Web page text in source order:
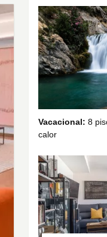
Vacacional: 8
calor